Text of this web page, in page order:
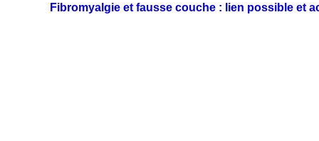
Fibromyalgie et fausse couche : lien possible et